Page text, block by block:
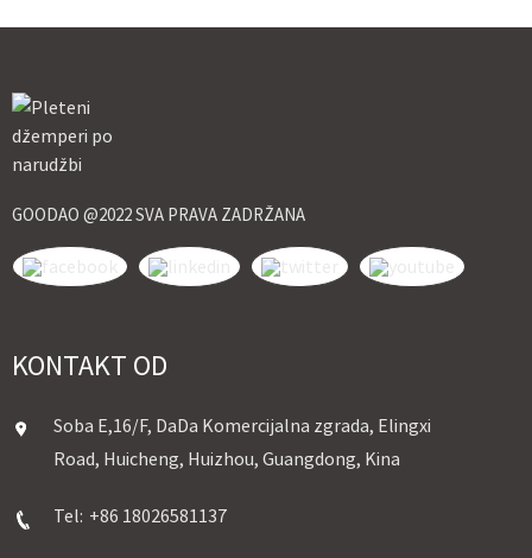
GOODAO @2022 SVA PRAVA ZADRŽANA
KONTAKT OD
Soba E,16/F, DaDa Komercijalna zgrada, Elingxi
Road, Huicheng, Huizhou, Guangdong, Kina
Tel: +86 18026581137